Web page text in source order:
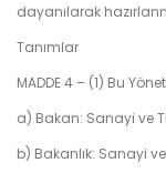
dayanılarak
Tanımlar
MADDE 4 – (1) Bu
a) Bakan: Sanayi ve
b) Bakanlık: Sanayi